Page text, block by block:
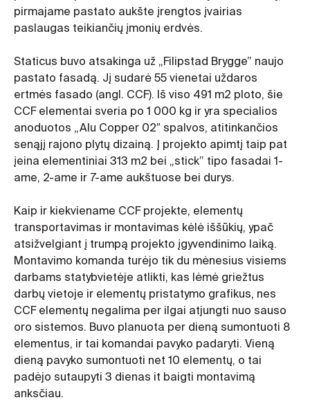
pirmajame pastato aukšte įrengtos įvairias
paslaugas teikiančių įmonių erdvės.
Staticus buvo atsakinga už „Filipstad Brygge” naujo
pastato fasadą. Jį sudarė 55 vienetai uždaros
ertmės fasado (angl. CCF). Iš viso 491 m2 ploto, šie
CCF elementai sveria po 1 000 kg ir yra specialios
anoduotos „Alu Copper 02″ spalvos, atitinkančios
senąjį rajono plytų dizainą. Į projekto apimtį taip pat
įeina elementiniai 313 m2 bei „stick” tipo fasadai 1-
ame, 2-ame ir 7-ame aukštuose bei durys.
Kaip ir kiekviename CCF projekte, elementų
transportavimas ir montavimas kėlė iššūkių, ypač
atsižvelgiant į trumpą projekto įgyvendinimo laiką.
Montavimo komanda turėjo tik du mėnesius visiems
darbams statybvietėje atlikti, kas lėmė griežtus
darbų vietoje ir elementų pristatymo grafikus, nes
CCF elementų negalima per ilgai atjungti nuo sauso
oro sistemos. Buvo planuota per dieną sumontuoti 8
elementus, ir tai komandai pavyko padaryti. Vieną
dieną pavyko sumontuoti net 10 elementų, o tai
padėjo sutaupyti 3 dienas it baigti montavimą
anksčiau.